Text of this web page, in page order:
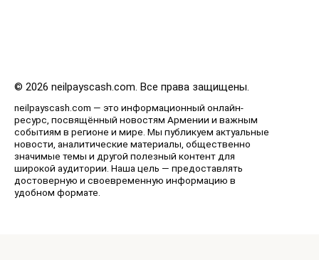
© 2026 neilpayscash.com. Все права защищены.
neilpayscash.com — это информационный онлайн-
ресурс, посвящённый новостям Армении и важным
событиям в регионе и мире. Мы публикуем актуальные
новости, аналитические материалы, общественно
значимые темы и другой полезный контент для
широкой аудитории. Наша цель — предоставлять
достоверную и своевременную информацию в
удобном формате.